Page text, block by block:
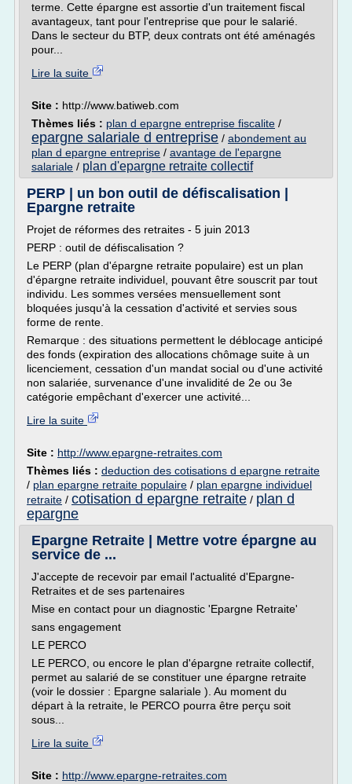
terme. Cette épargne est assortie d'un traitement fiscal
avantageux, tant pour l'entreprise que pour le salarié.
Dans le secteur du BTP, deux contrats ont été aménagés
pour...
Lire la suite
Site : http://www.batiweb.com
Thèmes liés : plan d epargne entreprise fiscalite /
epargne salariale d entreprise / abondement au
plan d epargne entreprise / avantage de l'epargne
salariale / plan d'epargne retraite collectif
PERP | un bon outil de défiscalisation |
Epargne retraite
Projet de réformes des retraites - 5 juin 2013
PERP : outil de défiscalisation ?
Le PERP (plan d'épargne retraite populaire) est un plan
d'épargne retraite individuel, pouvant être souscrit par tout
individu. Les sommes versées mensuellement sont
bloquées jusqu'à la cessation d'activité et servies sous
forme de rente.
Remarque : des situations permettent le déblocage anticipé
des fonds (expiration des allocations chômage suite à un
licenciement, cessation d'un mandat social ou d'une activité
non salariée, survenance d'une invalidité de 2e ou 3e
catégorie empêchant d'exercer une activité...
Lire la suite
Site : http://www.epargne-retraites.com
Thèmes liés : deduction des cotisations d epargne retraite
/ plan epargne retraite populaire / plan epargne individuel
retraite / cotisation d epargne retraite / plan d
epargne
Epargne Retraite | Mettre votre épargne au
service de ...
J'accepte de recevoir par email l'actualité d'Epargne-
Retraites et de ses partenaires
Mise en contact pour un diagnostic 'Epargne Retraite'
sans engagement
LE PERCO
LE PERCO, ou encore le plan d'épargne retraite collectif,
permet au salarié de se constituer une épargne retraite
(voir le dossier : Epargne salariale ). Au moment du
départ à la retraite, le PERCO pourra être perçu soit
sous...
Lire la suite
Site : http://www.epargne-retraites.com